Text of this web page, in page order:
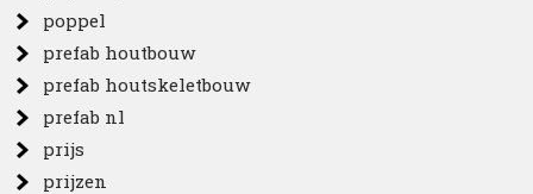
poppel
prefab houtbouw
prefab houtskeletbouw
prefab nl
prijs
prijzen